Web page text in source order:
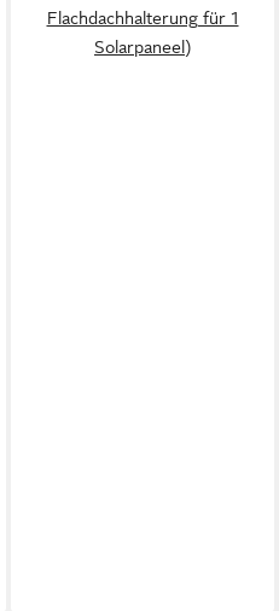
Flachdachhalterung für 1
Solarpaneel)